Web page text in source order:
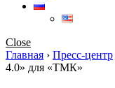
Close
Главная › Пресс-центр
4.0» для «ТМК»